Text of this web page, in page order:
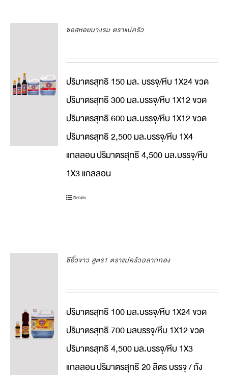
ซอสหอยนางรม ตราแม่ครัว
ปริมาตรสุทธิ 150 มล. บรรจุ/หีบ 1X24 ขวด
ปริมาตรสุทธิ 300 มล.บรรจุ/หีบ 1X12 ขวด
ปริมาตรสุทธิ 600 มล.บรรจุ/หีบ 1X12 ขวด
ปริมาตรสุทธิ 2,500 มล.บรรจุ/หีบ 1X4
แกลลอนปริมาตรสุทธิ 4,500 มล.บรรจุ/หีบ
1X3 แกลลอน
Details
ซีอิ๊วขาว สูตร1 ตราแม่ครัวฉลากทอง
ปริมาตรสุทธิ 100 มล.บรรจุ/หีบ 1X24 ขวด
ปริมาตรสุทธิ 700 มลบรรจุ/หีบ 1X12 ขวด
ปริมาตรสุทธิ 4,500 มล.บรรจุ/หีบ 1X3
แกลลอนปริมาตรสุทธิ 20 ลิตร บรรจุ / ถัง